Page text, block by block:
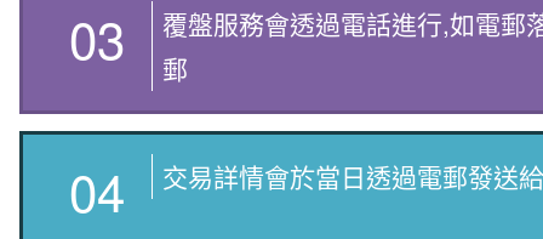
03
覆盤服務會透過電話進行,如電郵
郵
04 交易詳情會於當日透過電郵發送